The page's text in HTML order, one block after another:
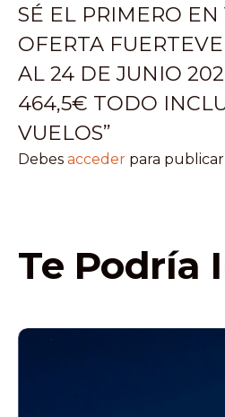
SÉ EL PRIMERO EN
OFERTA
AL 24 DE JUNIO
464,5€ TODO
VUELOS”
Debes acceder para
Te Podría